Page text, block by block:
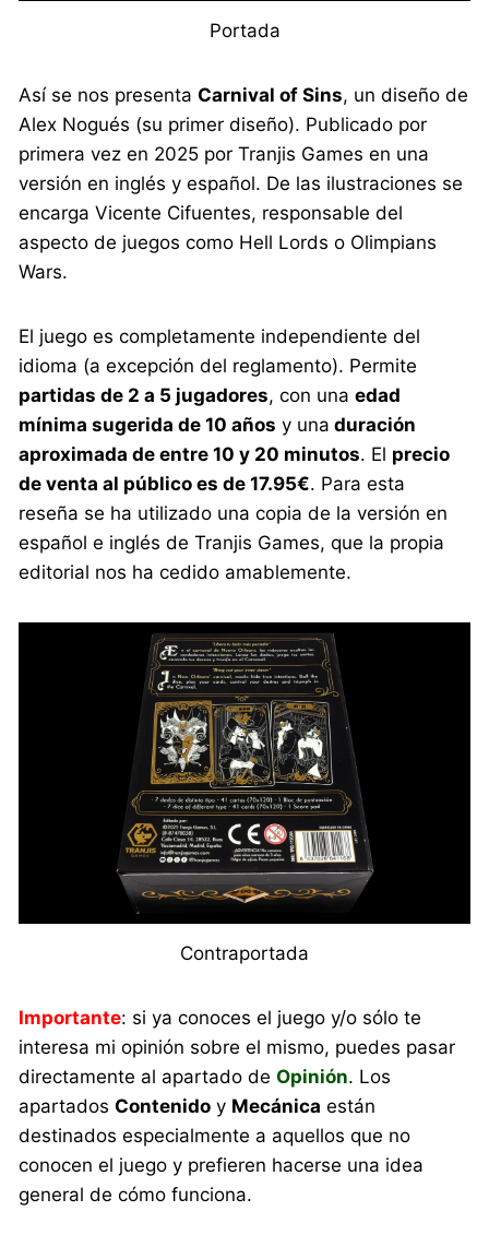
Portada
Así se nos presentaCarnival of Sins, un diseño de
Alex Nogués (su primer diseño). Publicado por
primera vez en 2025 por Tranjis Games en una
versión en inglés y español. De las ilustraciones se
encarga Vicente Cifuentes, responsable del
aspecto de juegos como Hell Lords o Olimpians
Wars.
El juego es completamente independiente del
idioma (a excepción del reglamento). Permite
partidas de 2 a 5 jugadores, con unaedad
mínima sugerida de 10 años y una duración
aproximada de entre 10 y 20 minutos. El precio
de venta al público es de 17.95€. Para esta
reseña se ha utilizado una copia de la versión en
español e inglés de Tranjis Games, que la propia
editorial nos ha cedido amablemente.
Contraportada
Importante: si ya conoces el juego y/o sólo te
interesa mi opinión sobre el mismo, puedes pasar
directamente al apartado deOpinión. Los
apartadosContenido y Mecánica están
destinados especialmente a aquellos que no
conocen el juego y prefieren hacerse una idea
general de cómo funciona.